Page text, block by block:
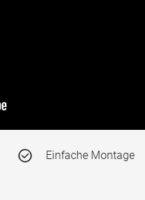
Einfache Montage